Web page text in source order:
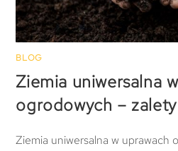
BLOG
Ziemia uniwersalna
ogrodowych – zalety
Ziemia uniwersalna w uprawach